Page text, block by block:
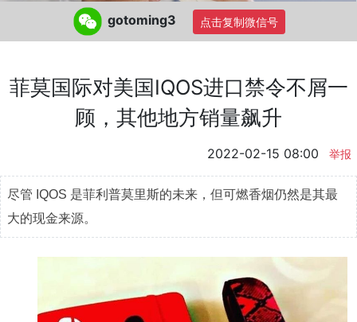
菲莫国际对美国IQOS进口禁令不屑一
顾，其他地方销量飙升
2022-02-15 08:00 举报
尽管 IQOS 是菲利普莫里斯的未来，但可燃香烟仍然是其最
大的现金来源。
gotoming3 点击复制微信号